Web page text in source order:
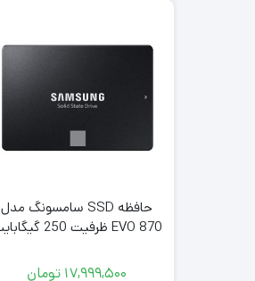
حافظه SSD سامسونگ مدل
EVO 870 ظرفیت 250 گیگابایت
17,999,500 تومان